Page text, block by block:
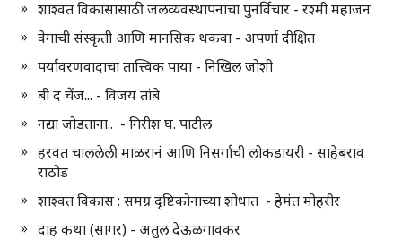
शाश्वत विकासासाठी जलव्यवस्थापनाचा पुनर्विचार - रश्मी महाजन
वेगाची संस्कृती आणि मानसिक थकवा - अपर्णा दीक्षित
पर्यावरणवादाचा तात्त्विक पाया - निखिल जोशी
बी द चेंज... - विजय तांबे
नद्या जोडताना.. - गिरीश घ. पाटील
हरवत चाललेली माळरानं आणि निसर्गाची लोकडायरी - साहेबराव
राठोड
शाश्वत विकास : समग्र दृष्टिकोनाच्या शोधात - हेमंत मोहरीर
दाह कथा (सागर) - अतुल देऊळगावकर